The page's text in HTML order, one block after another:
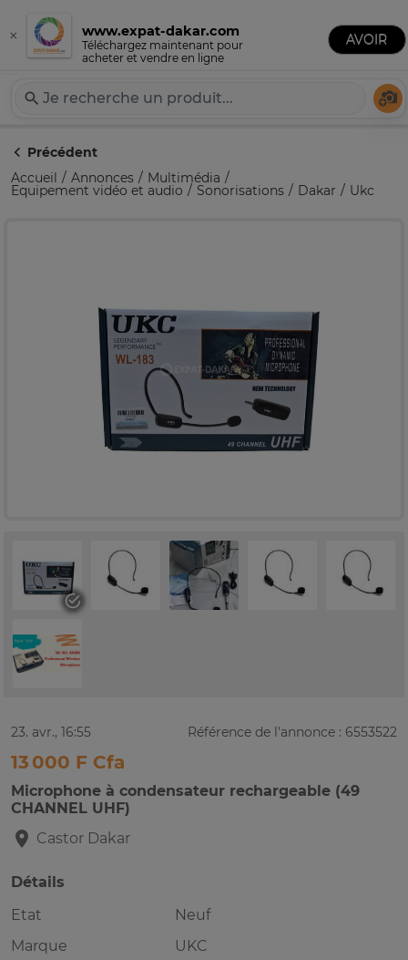
Expat-Dakar
Publier une annonce
Précédent
Accueil
Annonces Multimédia
Equipement vidéo et audio Sonorisations Dakar Ukc
23. avr., 16:55 Référence de l'annonce : 6553522
13 000 F Cfa
Microphone à condensateur rechargeable (49
CHANNEL UHF)
Castor Dakar
Détails
Etat
Neuf
Marque
UKC
×
Téléchargez maintenant pour
acheter et vendre en ligne
www.expat-dakar.com
AVOIR